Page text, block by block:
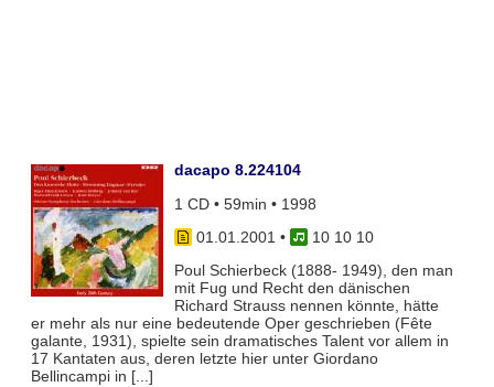
dacapo 8.224104
1 CD • 59min • 1998
01.01.2001 •
10 10 10
Poul Schierbeck (1888- 1949), den man
mit Fug und Recht den dänischen
Richard Strauss nennen könnte, hätte
er mehr als nur eine bedeutende Oper geschrieben (Fête
galante, 1931), spielte sein dramatisches Talent vor allem in
17 Kantaten aus, deren letzte hier unter Giordano
Bellincampi in [...]